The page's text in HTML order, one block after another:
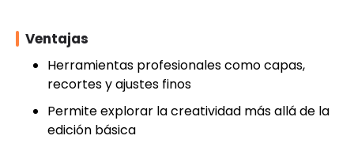
Ventajas
Herramientas profesionales como capas,
recortes y ajustes finos
Permite explorar la creatividad más allá de la
edición básica